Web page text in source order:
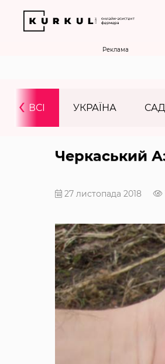
Реклама
ВСІ УКРАЇНА
‹
Черкаський
27 листопада 2018